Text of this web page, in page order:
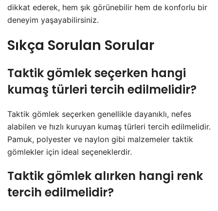
dikkat ederek, hem şık görünebilir hem de konforlu bir
deneyim yaşayabilirsiniz.
Sıkça Sorulan Sorular
Taktik gömlek seçerken hangi
kumaş türleri tercih edilmelidir?
Taktik gömlek seçerken genellikle dayanıklı, nefes
alabilen ve hızlı kuruyan kumaş türleri tercih edilmelidir.
Pamuk, polyester ve naylon gibi malzemeler taktik
gömlekler için ideal seçeneklerdir.
Taktik gömlek alırken hangi renk
tercih edilmelidir?